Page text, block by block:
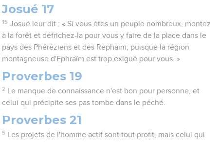
Josué 17
15 Josué leur dit : « Si vous êtes un peuple nombreux, montez
à la forêt et défrichez-la pour vous y faire de la place dans le
pays des Phéréziens et des Rephaïm, puisque la région
montagneuse d'Ephraïm est trop exiguë pour vous. »
Proverbes 19
2
Le manque de connaissance n'est bon pour personne, et
celui qui précipite ses pas tombe dans le péché.
Proverbes 21
5
Les projets de l'homme actif sont tout profit, mais celui qui